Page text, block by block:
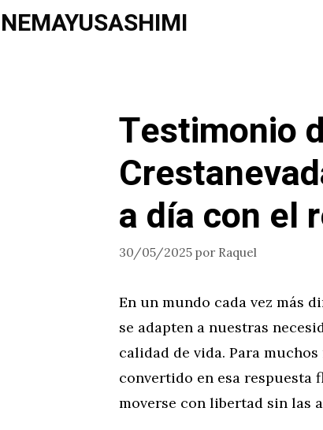
Testimonio
a día con el
30/05/2025 por Raquel
En un mundo cada vez más
se adapten a nuestras
calidad de vida. Para
convertido en esa respuesta
moverse con libertad sin las